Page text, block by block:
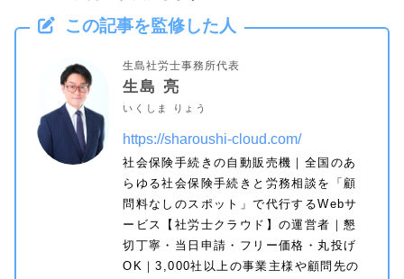
この記事を監修した人
生島社労士事務所代表
生島 亮
いくしま りょう
https://sharoushi-cloud.com/
社会保険手続きの自動販売機｜全国のあ
らゆる社会保険手続きと労務相談を「顧
問料なしのスポット」で代行するWebサ
ービス【社労士クラウド】の運営者｜懇
切丁寧・当日申請・フリー価格・丸投げ
OK｜3,000社以上の事業主様や顧問先の